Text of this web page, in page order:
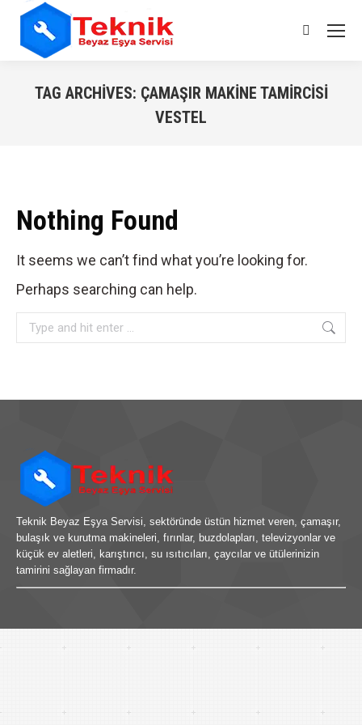
Search:
TAG ARCHIVES: ÇAMAŞIR MAKINE TAMIRCISI
VESTEL
Nothing Found
It seems we can’t find what you’re looking for.
Perhaps searching can help.
Search:
Teknik Beyaz Eşya Servisi, sektöründe üstün hizmet veren, çamaşır,
bulaşık ve kurutma makineleri, fırınlar, buzdolapları, televizyonlar ve
küçük ev aletleri, karıştırıcı, su ısıtıcıları, çaycılar ve ütülerinizin
tamirini sağlayan firmadır.